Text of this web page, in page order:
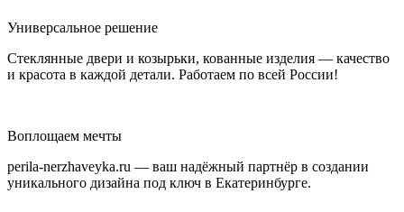
Универсальное решение
Стеклянные двери и козырьки, кованные изделия — качество
и красота в каждой детали. Работаем по всей России!
Воплощаем мечты
perila-nerzhaveyka.ru — ваш надёжный партнёр в создании
уникального дизайна под ключ в Екатеринбурге.